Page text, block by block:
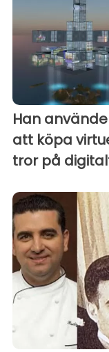
Han
att köpa
tror på